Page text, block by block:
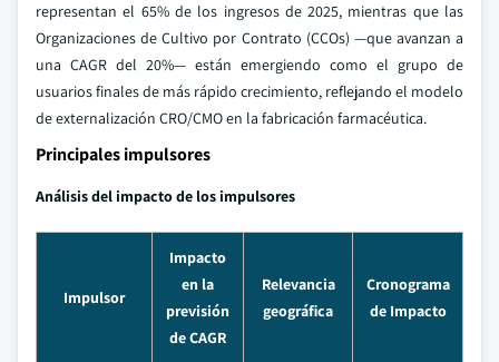
representan el 65% de los ingresos de 2025, mientras que las
Organizaciones de Cultivo por Contrato (CCOs) —que avanzan a
una CAGR del 20%— están emergiendo como el grupo de
usuarios finales de más rápido crecimiento, reflejando el modelo
de externalización CRO/CMO en la fabricación farmacéutica.
Principales impulsores
Análisis del impacto de los impulsores
Impulsor
Impacto
en la
previsión
de CAGR
Relevancia
geográfica
Cronograma
de Impacto